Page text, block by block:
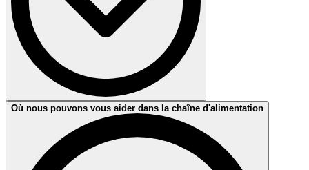
Chez DEKRA, nous travaillons pour garantir la sécurité tout au long
de la chaîne de valeur de l'énergie, depuis sa production et son
transport jusqu'à sa distribution finale et son utilisation. Nos experts
réalisent de nombreux tests différents dans notre réseau mondial de
laboratoires. Ces tests comprennent :
Où nous pouvons vous aider dans la chaîne d'alimentation